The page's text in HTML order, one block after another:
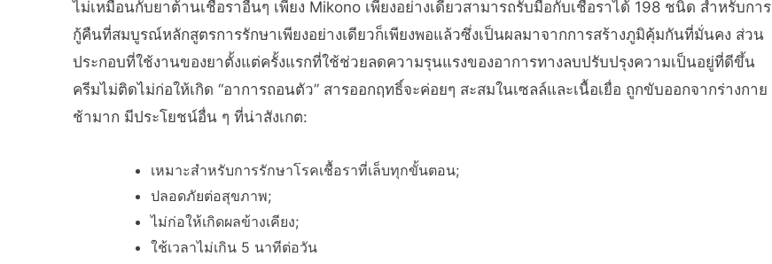
ไม่เหมือนกับยาต้านเชื้อราอื่นๆ เพียง Mikono เพียงอย่างเดียวสามารถรับมือกับเชื้อราได้ 198 ชนิด สำหรับการ
กู้คืนที่สมบูรณ์หลักสูตรการรักษาเพียงอย่างเดียวก็เพียงพอแล้วซึ่งเป็นผลมาจากการสร้างภูมิคุ้มกันที่มั่นคง ส่วน
ประกอบที่ใช้งานของยาตั้งแต่ครั้งแรกที่ใช้ช่วยลดความรุนแรงของอาการทางลบปรับปรุงความเป็นอยู่ที่ดีขึ้น
ครีมไม่ติดไม่ก่อให้เกิด “อาการถอนตัว” สารออกฤทธิ์จะค่อยๆ สะสมในเซลล์และเนื้อเยื่อ ถูกขับออกจากร่างกาย
ช้ามาก มีประโยชน์อื่น ๆ ที่น่าสังเกต:
เหมาะสำหรับการรักษาโรคเชื้อราที่เล็บทุกขั้นตอน;
ปลอดภัยต่อสุขภาพ;
ไม่ก่อให้เกิดผลข้างเคียง;
ใช้เวลาไม่เกิน 5 นาทีต่อวัน